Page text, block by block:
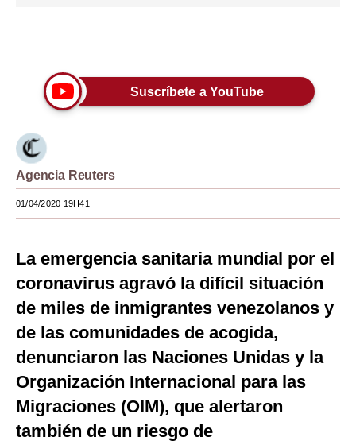
Viajes
Moda
Estilos
Mundo
EEUU
España
Internacional
Tecnología
Club del Suscriptor
G de Gestión
Suscríbete a YouTube
Agencia Reuters
01/04/2020 19H41
La emergencia sanitaria mundial por el
coronavirus agravó la difícil situación
de miles de inmigrantes venezolanos y
de las comunidades de acogida,
denunciaron las Naciones Unidas y la
Organización Internacional para las
Migraciones (OIM), que alertaron
también de un riesgo de